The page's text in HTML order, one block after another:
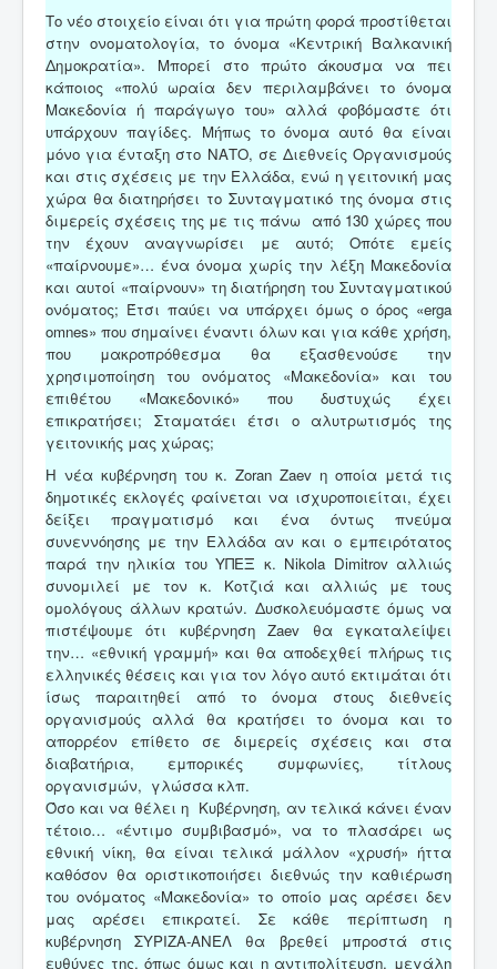
Το νέο στοιχείο είναι ότι για πρώτη φορά προστίθεται
στην ονοματολογία, το όνομα «Κεντρική Βαλκανική
Δημοκρατία». Μπορεί στο πρώτο άκουσμα να πει
κάποιος «πολύ ωραία δεν περιλαμβάνει το όνομα
Μακεδονία ή παράγωγο του» αλλά φοβόμαστε ότι
υπάρχουν παγίδες. Μήπως το όνομα αυτό θα είναι
μόνο για ένταξη στο ΝΑΤΟ, σε Διεθνείς Οργανισμούς
και στις σχέσεις με την Ελλάδα, ενώ η γειτονική μας
χώρα θα διατηρήσει το Συνταγματικό της όνομα στις
διμερείς σχέσεις της με τις πάνω από 130 χώρες που
την έχουν αναγνωρίσει με αυτό; Οπότε εμείς
«παίρνουμε»… ένα όνομα χωρίς την λέξη Μακεδονία
και αυτοί «παίρνουν» τη διατήρηση του Συνταγματικού
ονόματος; Έτσι παύει να υπάρχει όμως ο όρος «erga
omnes» που σημαίνει έναντι όλων και για κάθε χρήση,
που μακροπρόθεσμα θα εξασθενούσε την
χρησιμοποίηση του ονόματος «Μακεδονία» και του
επιθέτου «Μακεδονικό» που δυστυχώς έχει
επικρατήσει; Σταματάει έτσι ο αλυτρωτισμός της
γειτονικής μας χώρας;
H νέα κυβέρνηση του κ. Zoran Zaev η οποία μετά τις
δημοτικές εκλογές φαίνεται να ισχυροποιείται, έχει
δείξει πραγματισμό και ένα όντως πνεύμα
συνεννόησης με την Ελλάδα αν και ο εμπειρότατος
παρά την ηλικία του ΥΠΕΞ κ. Nikola Dimitrov αλλιώς
συνομιλεί με τον κ. Κοτζιά και αλλιώς με τους
ομολόγους άλλων κρατών. Δυσκολευόμαστε όμως να
πιστέψουμε ότι κυβέρνηση Zaev θα εγκαταλείψει
την… «εθνική γραμμή» και θα αποδεχθεί πλήρως τις
ελληνικές θέσεις και για τον λόγο αυτό εκτιμάται ότι
ίσως παραιτηθεί από το όνομα στους διεθνείς
οργανισμούς αλλά θα κρατήσει το όνομα και το
απορρέον επίθετο σε διμερείς σχέσεις και στα
διαβατήρια, εμπορικές συμφωνίες, τίτλους
οργανισμών, γλώσσα κλπ.
Όσο και να θέλει η Κυβέρνηση, αν τελικά κάνει έναν
τέτοιο… «έντιμο συμβιβασμό», να το πλασάρει ως
εθνική νίκη, θα είναι τελικά μάλλον «χρυσή» ήττα
καθόσον θα οριστικοποιήσει διεθνώς την καθιέρωση
του ονόματος «Μακεδονία» το οποίο μας αρέσει δεν
μας αρέσει επικρατεί. Σε κάθε περίπτωση η
κυβέρνηση ΣΥΡΙΖΑ-ΑΝΕΛ θα βρεθεί μπροστά στις
ευθύνες της, όπως όμως και η αντιπολίτευση, μεγάλη